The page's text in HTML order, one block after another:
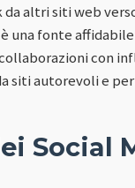
altri siti web
una fonte
con
siti autorevoli e
Social